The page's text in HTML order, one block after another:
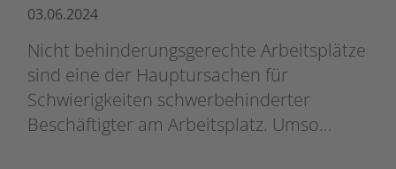
03.06.2024
Nicht behinderungsgerechte Arbeitsplätze
sind eine der Hauptursachen für
Schwierigkeiten schwerbehinderter
Beschäftigter am Arbeitsplatz. Umso…